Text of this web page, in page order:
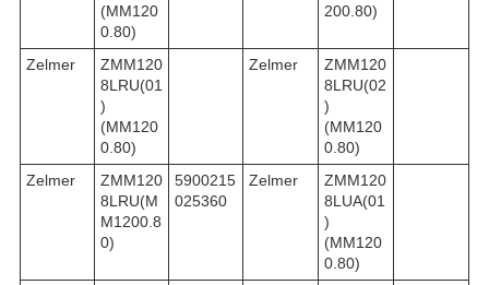
(MM120
0.80)
200.80)
Zelmer
ZMM120
8LRU(01
)
(MM120
0.80)
Zelmer
ZMM120
8LRU(02
)
(MM120
0.80)
Zelmer
ZMM120
8LRU(M
M1200.8
0)
5900215
025360
Zelmer
ZMM120
8LUA(01
)
(MM120
0.80)